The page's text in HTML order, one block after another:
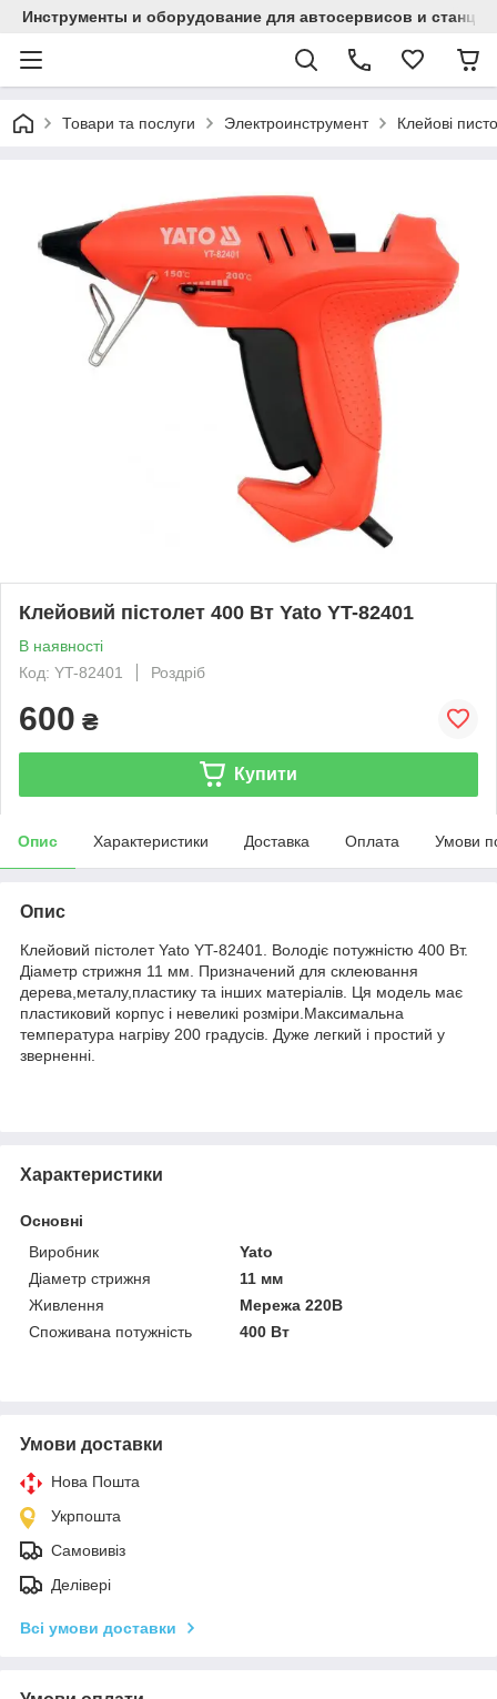
Инструменты и оборудование для автосервисов и
Товари та послуги Электроинструмент Клейові
Клейовий пістолет 400 Вт Yato YT-82401
В наявності
Код: YT-82401
Роздріб
600 ₴
Купити
Опис Характеристики Доставка Оплата Умови
Опис
Клейовий пістолет Yato YT-82401. Володіє потужністю 400 Вт.
Діаметр стрижня 11 мм. Призначений для склеювання
дерева,металу,пластику та інших матеріалів. Ця модель має
пластиковий корпус і невеликі розміри.Максимальна
температура нагріву 200 градусів. Дуже легкий і простий у
зверненні.
Характеристики
Основні
Виробник
Yato
Діаметр стрижня
11 мм
Живлення
Мережа 220В
Споживана потужність
400 Вт
Умови доставки
Нова Пошта
Укрпошта
Самовивіз
Делівері
Всі умови доставки